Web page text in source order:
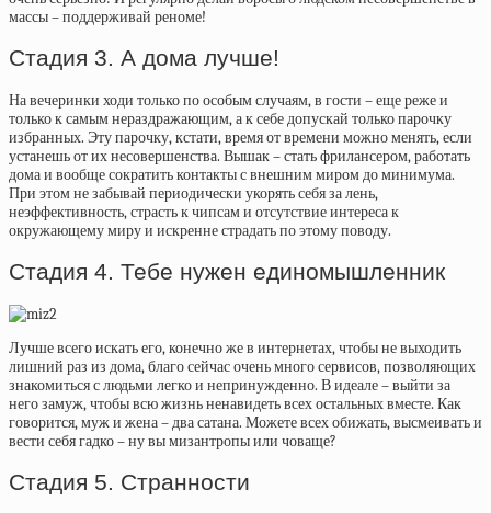
массы – поддерживай реноме!
Стадия 3. А дома лучше!
На вечеринки ходи только по особым случаям, в гости – еще реже и
только к самым нераздражающим, а к себе допускай только парочку
избранных. Эту парочку, кстати, время от времени можно менять, если
устанешь от их несовершенства. Вышак – стать фрилансером, работать
дома и вообще сократить контакты с внешним миром до минимума.
При этом не забывай периодически укорять себя за лень,
неэффективность, страсть к чипсам и отсутствие интереса к
окружающему миру и искренне страдать по этому поводу.
Стадия 4. Тебе нужен единомышленник
Лучше всего искать его, конечно же в интернетах, чтобы не выходить
лишний раз из дома, благо сейчас очень много сервисов, позволяющих
знакомиться с людьми легко и непринужденно. В идеале – выйти за
него замуж, чтобы всю жизнь ненавидеть всех остальных вместе. Как
говорится, муж и жена – два сатана. Можете всех обижать, высмеивать и
вести себя гадко – ну вы мизантропы или човаще?
Стадия 5. Странности